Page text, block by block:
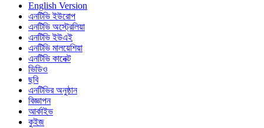
English Version
এনটিভি ইউরোপ
এনটিভি অস্ট্রেলিয়া
এনটিভি ইউএই
এনটিভি মালয়েশিয়া
এনটিভি কানেক্ট
ভিডিও
ছবি
এনটিভির অনুষ্ঠান
বিজ্ঞাপন
আর্কাইভ
কুইজ